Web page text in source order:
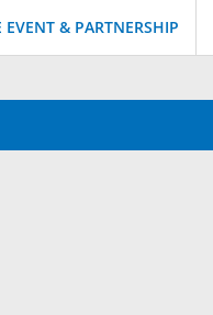
EVENT & PARTNERSHIP